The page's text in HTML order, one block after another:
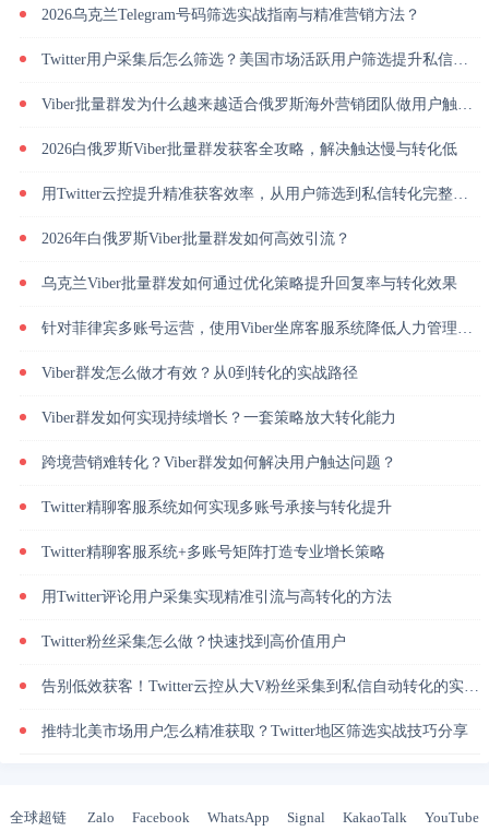
2026乌克兰Telegram号码筛选实战指南与精准营销方法？
Twitter用户采集后怎么筛选？美国市场活跃用户筛选提升私信回复率
Viber批量群发为什么越来越适合俄罗斯海外营销团队做用户触达？
2026白俄罗斯Viber批量群发获客全攻略，解决触达慢与转化低
用Twitter云控提升精准获客效率，从用户筛选到私信转化完整解析
2026年白俄罗斯Viber批量群发如何高效引流？
乌克兰Viber批量群发如何通过优化策略提升回复率与转化效果
针对菲律宾多账号运营，使用Viber坐席客服系统降低人力管理成本
Viber群发怎么做才有效？从0到转化的实战路径
Viber群发如何实现持续增长？一套策略放大转化能力
跨境营销难转化？Viber群发如何解决用户触达问题？
Twitter精聊客服系统如何实现多账号承接与转化提升
Twitter精聊客服系统+多账号矩阵打造专业增长策略
用Twitter评论用户采集实现精准引流与高转化的方法
Twitter粉丝采集怎么做？快速找到高价值用户
告别低效获客！Twitter云控从大V粉丝采集到私信自动转化的实操闭环
推特北美市场用户怎么精准获取？Twitter地区筛选实战技巧分享
全球超链 Zalo Facebook WhatsApp Signal KakaoTalk
YouTube